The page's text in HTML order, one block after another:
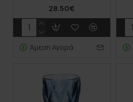
28.50€
Άμεση Αγορά